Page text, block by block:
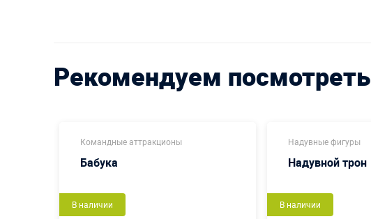
Рекомендуем посмотреть
Командные аттракционы
Бабука
Новый
В наличии
Надувные фигуры
Надувной трон
В наличии